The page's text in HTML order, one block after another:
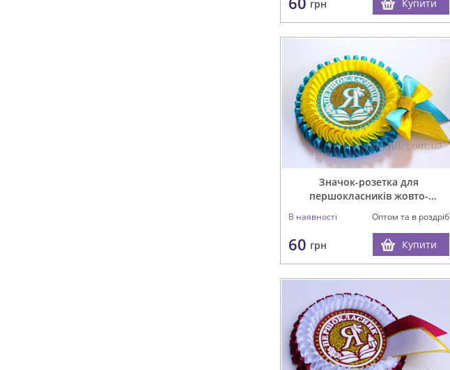
грн Купити
Значок-розетка для
першокласників жовто-
В наявності Оптом та в роздріб
60 грн Купити